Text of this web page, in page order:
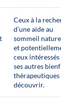
Ceux à la
d’une aide au
sommeil
et
ceux
ses autres
thérapeutiques
découvrir.